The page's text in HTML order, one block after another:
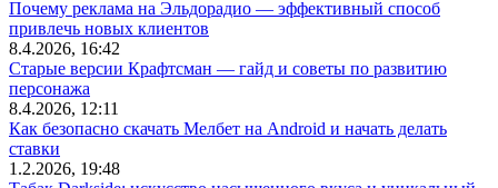
Почему реклама на Эльдорадио — эффективный способ
привлечь новых клиентов
8.4.2026, 16:42
Старые версии Крафтсман — гайд и советы по развитию
персонажа
8.4.2026, 12:11
Как безопасно скачать Мелбет на Android и начать делать
ставки
1.2.2026, 19:48